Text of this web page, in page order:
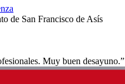
de San Francisco de Asís
Muy buen desayuno.”